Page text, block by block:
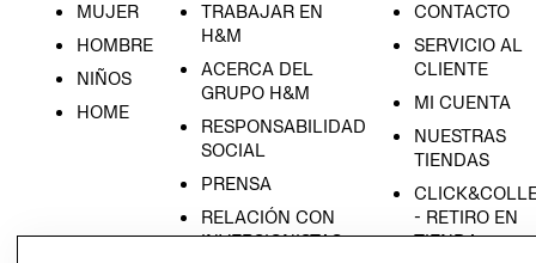
MUJER
HOMBRE
NIÑOS
HOME
TRABAJAR EN
H&M
ACERCA DEL
GRUPO H&M
RESPONSABILIDAD
SOCIAL
PRENSA
RELACIÓN CON
INVERSIONISTAS
CONTACTO
SERVICIO AL
CLIENTE
MI CUENTA
NUESTRAS
TIENDAS
- RETIRO EN
TIENDA